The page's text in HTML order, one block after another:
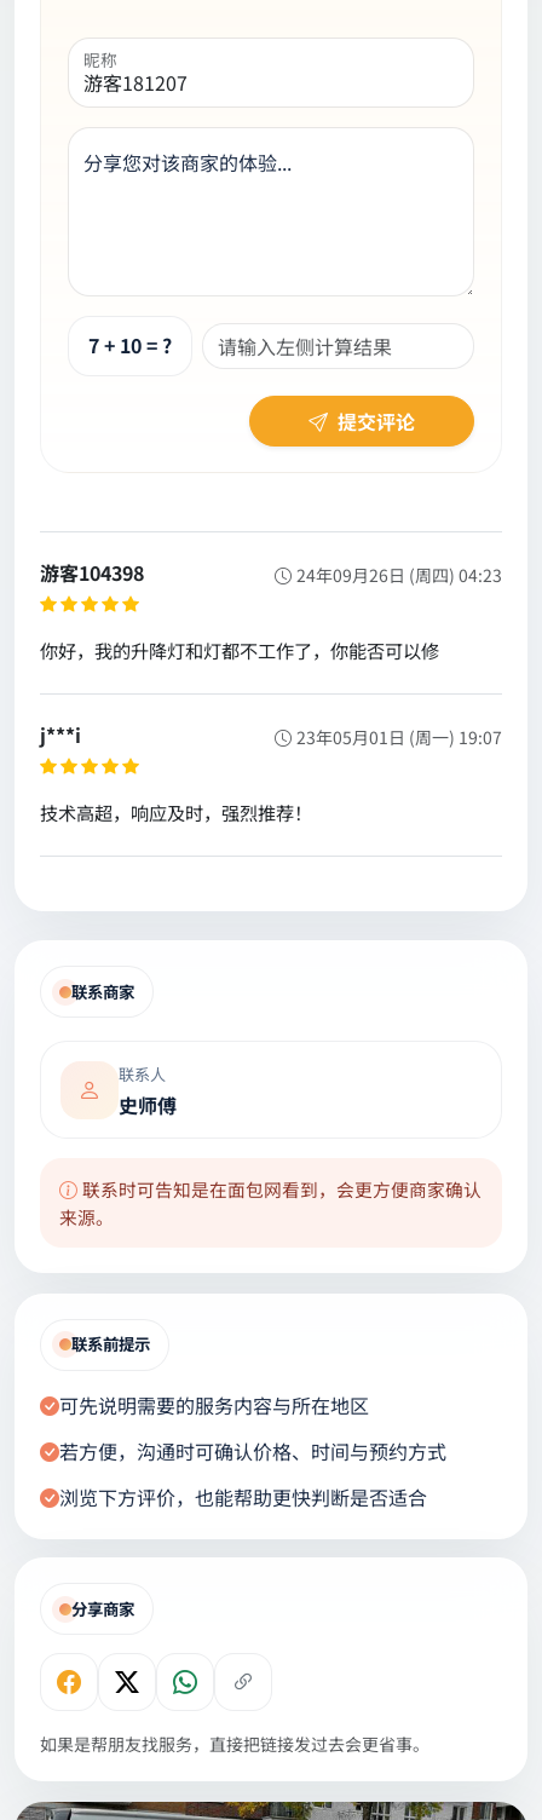
昵称
分享您对该商家的体验...
7 + 10 = ?
提交评论
游客104398 24年09月26日 (周四) 04:23
你好，我的升降灯和灯都不工作了，你能否可以修
j***i 23年05月01日 (周一) 19:07
技术高超，响应及时，强烈推荐！
联系商家
联系人
史师傅
联系时可告知是在面包网看到，会更方便商家确认
来源。
联系前提示
可先说明需要的服务内容与所在地区
若方便，沟通时可确认价格、时间与预约方式
浏览下方评价，也能帮助更快判断是否适合
分享商家
如果是帮朋友找服务，直接把链接发过去会更省事。